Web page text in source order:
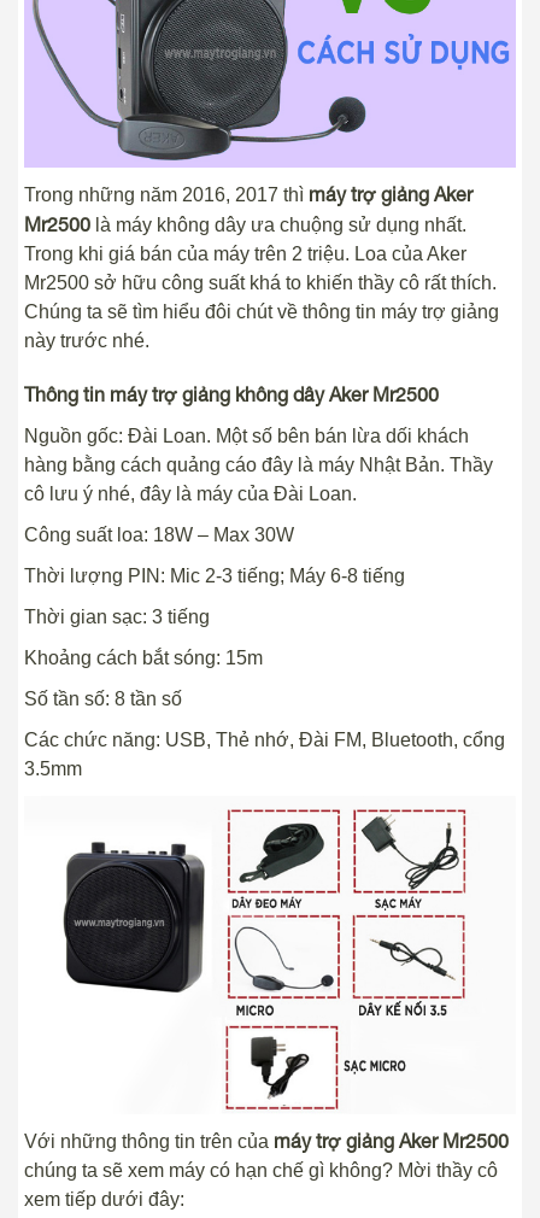
Trong những năm 2016, 2017 thì máy trợ giảng Aker
Mr2500 là máy không dây ưa chuộng sử dụng nhất.
Trong khi giá bán của máy trên 2 triệu. Loa của Aker
Mr2500 sở hữu công suất khá to khiến thầy cô rất thích.
Chúng ta sẽ tìm hiểu đôi chút về thông tin máy trợ giảng
này trước nhé.
Thông tin máy trợ giảng không dây Aker Mr2500
Nguồn gốc: Đài Loan. Một số bên bán lừa dối khách
hàng bằng cách quảng cáo đây là máy Nhật Bản. Thầy
cô lưu ý nhé, đây là máy của Đài Loan.
Công suất loa: 18W – Max 30W
Thời lượng PIN: Mic 2-3 tiếng; Máy 6-8 tiếng
Thời gian sạc: 3 tiếng
Khoảng cách bắt sóng: 15m
Số tần số: 8 tần số
Các chức năng: USB, Thẻ nhớ, Đài FM, Bluetooth, cổng
3.5mm
Với những thông tin trên của máy trợ giảng Aker Mr2500
chúng ta sẽ xem máy có hạn chế gì không? Mời thầy cô
xem tiếp dưới đây: